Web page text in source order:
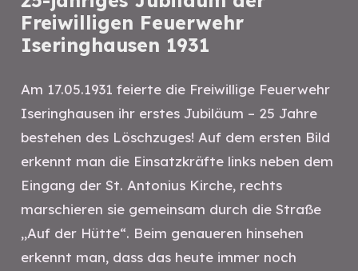
Freiwilligen Feuerwehr
Iseringhausen 1931
Am 17.05.1931 feierte die Freiwillige Feuerwehr
Iseringhausen ihr erstes Jubiläum – 25 Jahre
bestehen des Löschzuges! Auf dem ersten Bild
erkennt man die Einsatzkräfte links neben dem
Eingang der St. Antonius Kirche, rechts
marschieren sie gemeinsam durch die Straße
„Auf der Hütte“. Beim genaueren hinsehen
erkennt man, dass das heute immer noch